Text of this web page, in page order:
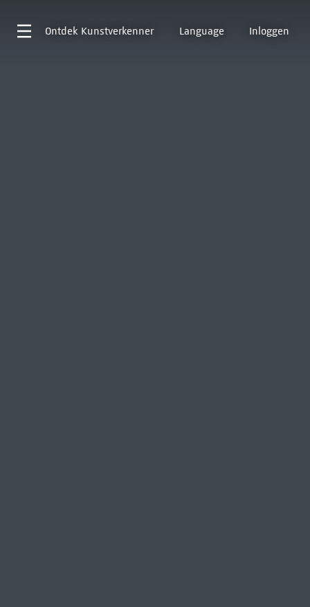
Ontdek Kunstverkenner Language Inloggen